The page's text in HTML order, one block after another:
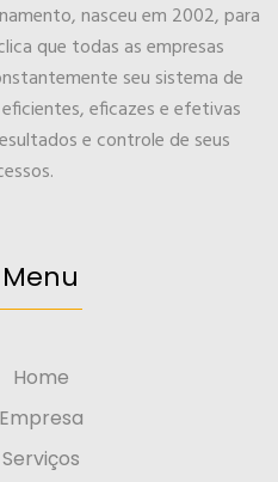
nasceu em 2002, para
que todas as empresas
seu sistema de
eficazes e efetivas
e controle de seus
Menu
Home
Empresa
Serviços